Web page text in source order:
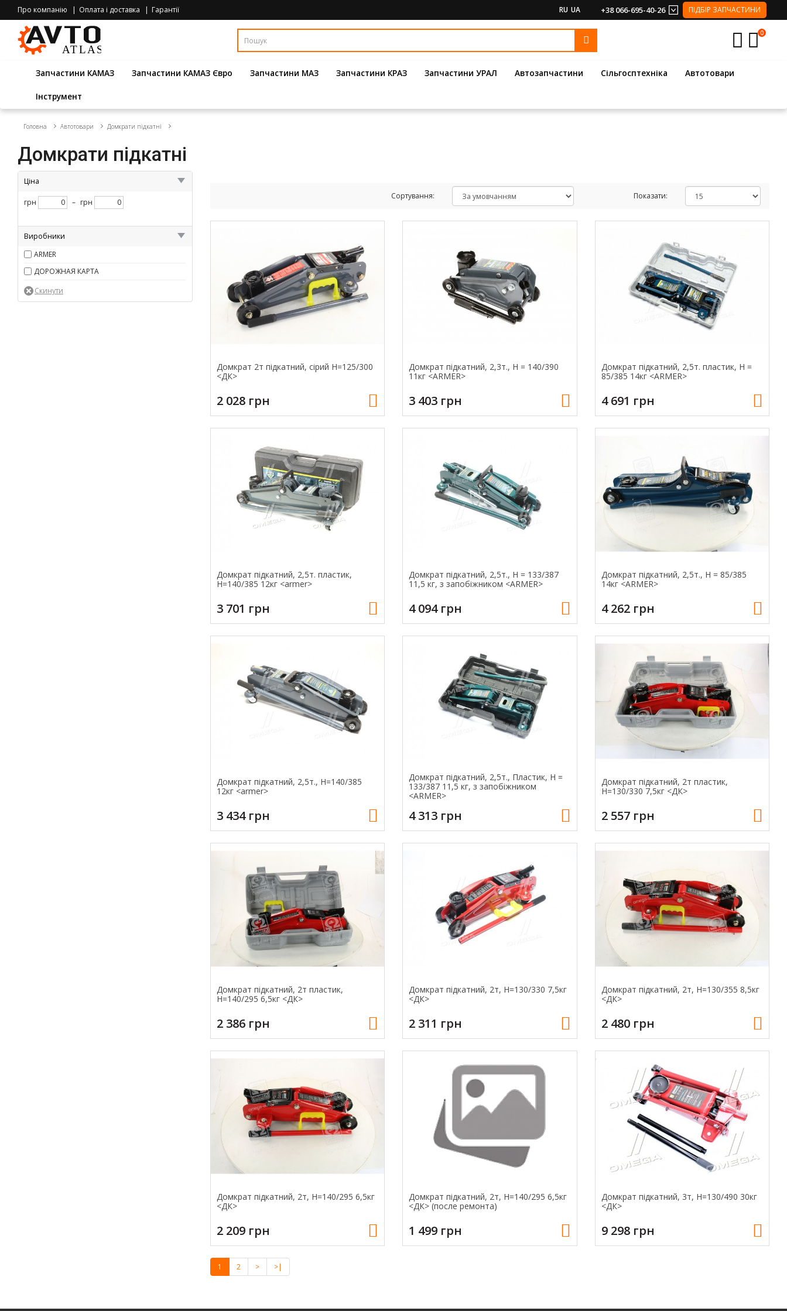
Про компанію Оплата і доставка Гарантії RU UA +38 066-695-40-26 ПІДБІР ЗАПЧАСТИНИ
0
Запчастини КАМАЗ Запчастини КАМАЗ Євро Запчастини МАЗ Запчастини КРАЗ Запчастини УРАЛ Автозапчастини Сільгосптехніка Автотовари
Інструмент
Головна Автотовари Домкрати підкатні
Домкрати підкатні
Ціна
грн – грн
Виробники
ARMER
ДОРОЖНАЯ КАРТА
Сортування: Показати:
Домкрат 2т підкатний, сірий H=125/300
<ДК>
2 028 грн
Домкрат підкатний, 2,3т., Н = 140/390
11кг <ARMER>
3 403 грн
Домкрат підкатний, 2,5т. пластик, Н =
85/385 14кг <ARMER>
4 691 грн
Домкрат підкатний, 2,5т. пластик,
Н=140/385 12кг <аrmer>
3 701 грн
Домкрат підкатний, 2,5т., Н = 133/387
11,5 кг, з запобіжником <ARMER>
4 094 грн
Домкрат підкатний, 2,5т., Н = 85/385
14кг <ARMER>
4 262 грн
Домкрат підкатний, 2,5т., Н=140/385
12кг <аrmer>
3 434 грн
Домкрат підкатний, 2,5т., Пластик, Н =
133/387 11,5 кг, з запобіжником
<ARMER>
4 313 грн
Домкрат підкатний, 2т пластик,
H=130/330 7,5кг <ДК>
2 557 грн
Домкрат підкатний, 2т пластик,
H=140/295 6,5кг <ДК>
2 386 грн
Домкрат підкатний, 2т, H=130/330 7,5кг
<ДК>
2 311 грн
Домкрат підкатний, 2т, H=130/355 8,5кг
<ДК>
2 480 грн
Домкрат підкатний, 2т, H=140/295 6,5кг
<ДК>
2 209 грн
Домкрат підкатний, 2т, H=140/295 6,5кг
<ДК> (после ремонта)
1 499 грн
Домкрат підкатний, 3т, H=130/490 30кг
<ДК>
9 298 грн
1 2 > >|